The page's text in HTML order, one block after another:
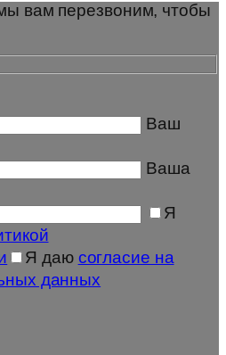
вам перезвоним, чтобы
Ваш
Ваша
Я
Я даю согласие на
данных